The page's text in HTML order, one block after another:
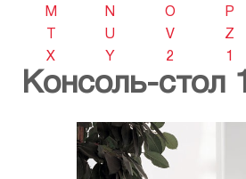
M
N O P
U V Z
X
Y 2 1
Консоль-стол